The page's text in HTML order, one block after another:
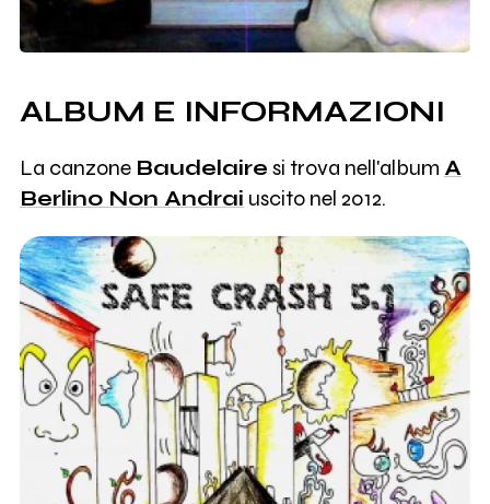
ALBUM E INFORMAZIONI
La canzone Baudelaire si trova nell'album A
Berlino Non Andrai uscito nel 2012.